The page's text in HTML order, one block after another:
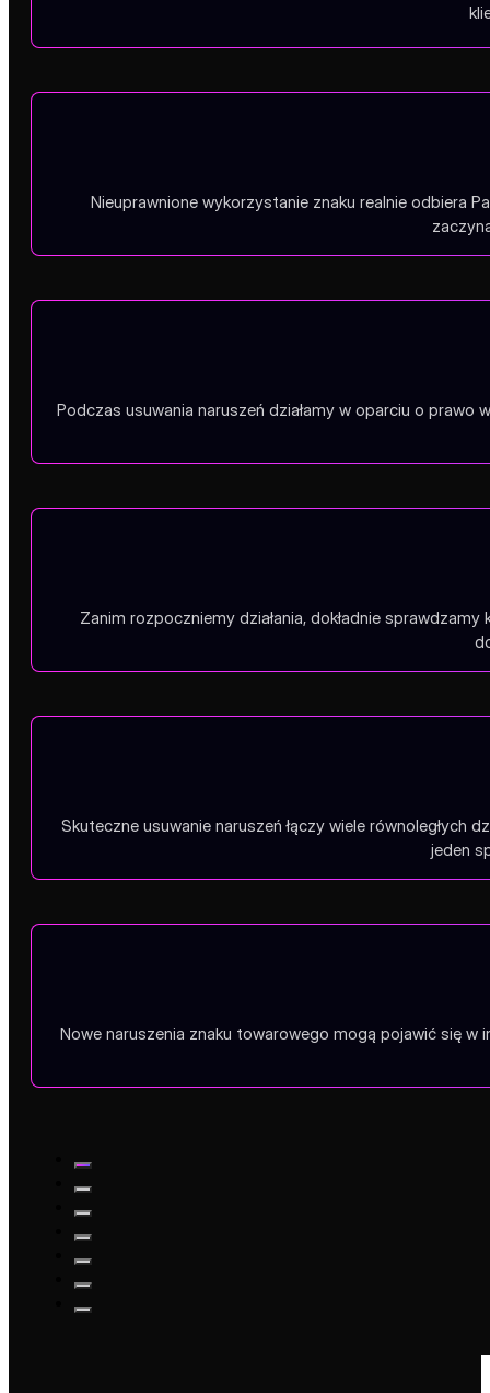
Nieuprawnione wykorzystanie znaku realnie odbiera
Podczas usuwania naruszeń działamy w oparciu o prawo
Zanim rozpoczniemy działania, dokładnie
Skuteczne usuwanie naruszeń łączy wiele
jeden
Nowe naruszenia znaku towarowego mogą pojawić się w